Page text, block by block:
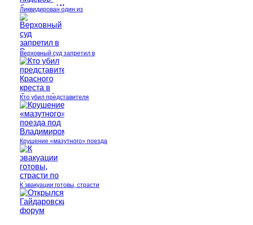
Ликвидирован один из
Верховный суд запретил в
Кто убил представителя
Крушение «мазутного» поезда
К эвакуации готовы, страсти